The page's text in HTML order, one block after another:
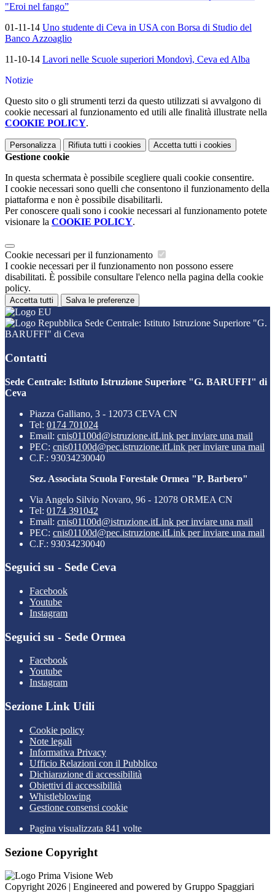
"Eroi nel fango”
01-11-14 Uno studente di Ceva in USA con Borsa di Studio del
Banco Azzoaglio
11-10-14 Lavori nelle Scuole superiori Mondovì, Ceva ed Alba
Notizie
Questo sito o gli strumenti terzi da questo utilizzati si avvalgono di
cookie necessari al funzionamento ed utili alle finalità illustrate nella
COOKIE POLICY.
Personalizza Rifiuta tutti i cookies Accetta tutti i cookies
Gestione cookie
In questa schermata è possibile scegliere quali cookie consentire.
I cookie necessari sono quelli che consentono il funzionamento della
piattaforma e non è possibile disabilitarli.
Per conoscere quali sono i cookie necessari al funzionamento potete
visionare la COOKIE POLICY.
Cookie necessari per il funzionamento
I cookie necessari per il funzionamento non possono essere
disabilitati. È possibile consultare l'elenco nella pagina della cookie
policy.
Accetta tutti Salva le preferenze
Sede Centrale: Istituto Istruzione Superiore "G.
BARUFFI" di Ceva
Contatti
Sede Centrale: Istituto Istruzione Superiore "G. BARUFFI" di
Ceva
Piazza Galliano, 3 - 12073 CEVA CN
Tel: 0174 701024
Email: cnis01100d@istruzione.itLink per inviare una mail
PEC: cnis01100d@pec.istruzione.itLink per inviare una mail
C.F.: 93034230040
Sez. Associata Scuola Forestale Ormea "P. Barbero"
Via Angelo Silvio Novaro, 96 - 12078 ORMEA CN
Tel: 0174 391042
Email: cnis01100d@istruzione.itLink per inviare una mail
PEC: cnis01100d@pec.istruzione.itLink per inviare una mail
C.F.: 93034230040
Seguici su - Sede Ceva
Facebook
Youtube
Instagram
Seguici su - Sede Ormea
Facebook
Youtube
Instagram
Sezione Link Utili
Cookie policy
Note legali
Informativa Privacy
Ufficio Relazioni con il Pubblico
Dichiarazione di accessibilità
Obiettivi di accessibilità
Whistleblowing
Gestione consensi cookie
Pagina visualizzata 841 volte
Sezione Copyright
Copyright 2026 | Engineered and powered by Gruppo Spaggiari